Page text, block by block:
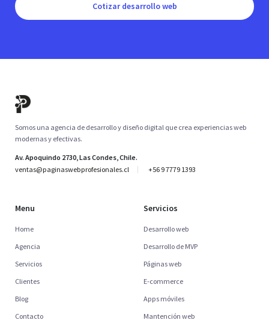
Cotizar desarrollo web
Somos una agencia de desarrollo y diseño digital que crea experiencias web
modernas y efectivas.
Av. Apoquindo 2730, Las Condes, Chile.
ventas@paginaswebprofesionales.cl
+56 9 7779 1393
Menu
Home
Agencia
Servicios
Clientes
Blog
Contacto
Servicios
Desarrollo web
Desarrollo de MVP
Páginas web
E-commerce
Apps móviles
Mantención web